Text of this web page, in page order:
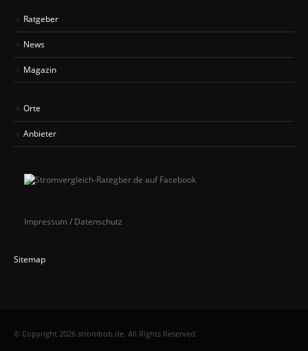
Ratgeber
News
Magazin
Orte
Anbieter
Impressum / Datenschutz
Sitemap
© Copyright 2026 strombob.de. All Rights Reserved.